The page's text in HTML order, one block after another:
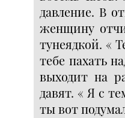
давление. В
женщину
тунеядкой. «
тебе пахать
выходит на
давят. « Я с
ты вот